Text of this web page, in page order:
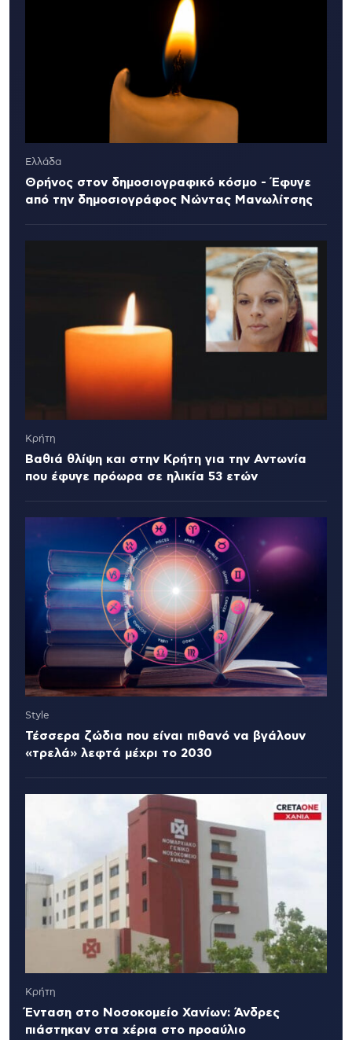
Ελλάδα
Θρήνος στον δημοσιογραφικό κόσμο - Έφυγε
από την δημοσιογράφος Νώντας Μανωλίτσης
Κρήτη
Βαθιά θλίψη και στην Κρήτη για την Αντωνία
που έφυγε πρόωρα σε ηλικία 53 ετών
Style
Τέσσερα ζώδια που είναι πιθανό να βγάλουν
«τρελά» λεφτά μέχρι το 2030
Κρήτη
Ένταση στο Νοσοκομείο Χανίων: Άνδρες
πιάστηκαν στα χέρια στο προαύλιο